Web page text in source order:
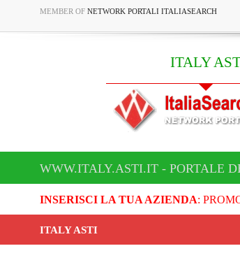
MEMBER OF NETWORK PORTALI ITALIASEARCH
ITALY
WWW.ITALY.ASTI.IT - PORTALE
INSERISCI LA TUA AZIENDA:
ITALY ASTI